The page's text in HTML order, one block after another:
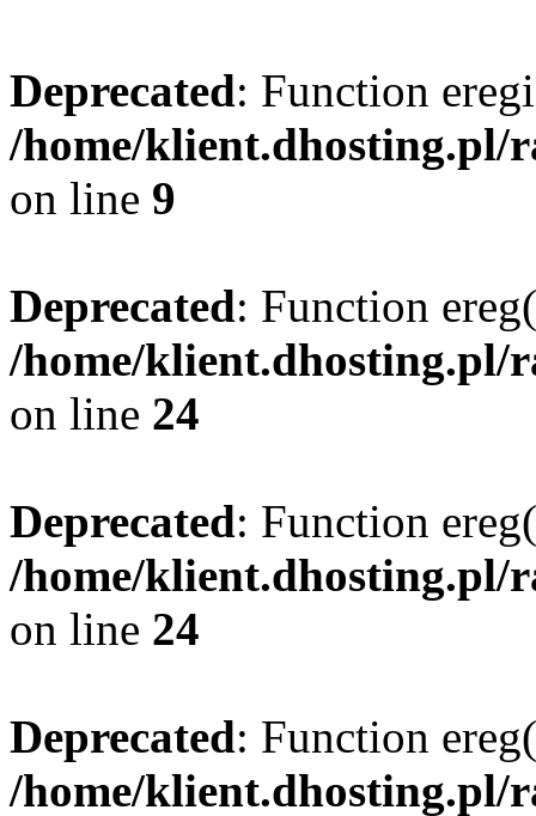
Deprecated: Function
/home/klient.dhosting.pl/
on line 9
Deprecated: Function
/home/klient.dhosting.pl/
on line 24
Deprecated: Function
/home/klient.dhosting.pl/
on line 24
Deprecated: Function
/home/klient.dhosting.pl/